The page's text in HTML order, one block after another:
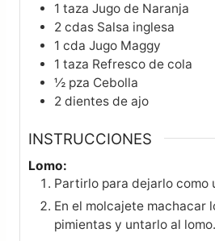
1 taza Jugo de Naranja
2 cdas Salsa inglesa
1 cda Jugo Maggy
1 taza Refresco de cola
½ pza Cebolla
2 dientes de ajo
INSTRUCCIONES
Lomo:
Partirlo para dejarlo como
En el molcajete machacar
pimientas y untarlo al lomo.